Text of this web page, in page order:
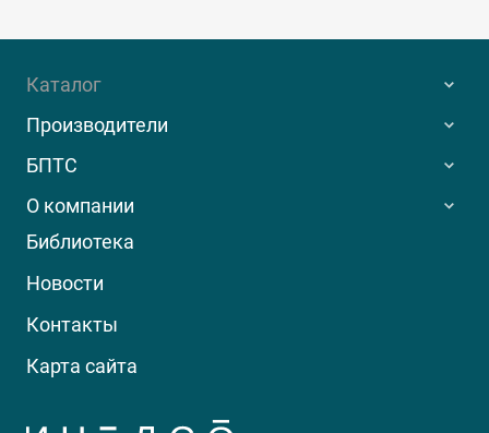
Каталог
Производители
БПТС
О компании
Библиотека
Новости
Контакты
Карта сайта